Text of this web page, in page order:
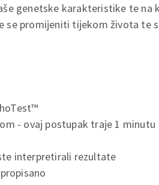
genetske karakteristike te na
se promijeniti tijekom života te
- ovaj postupak traje 1 minutu
interpretirali rezultate